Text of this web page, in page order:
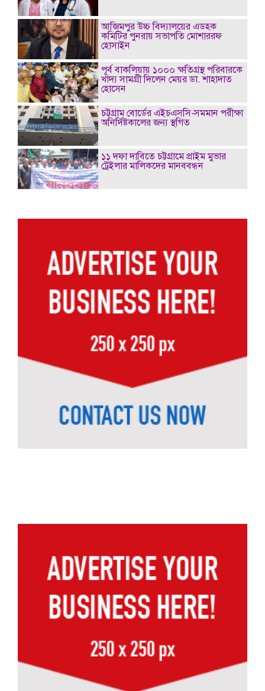
আজিমপুর উচ্চ বিদ্যালয়ের এডহক
কমিটির পুনরায় সভাপতি মোশাররফ
হোসাইন
পূর্ব বাকলিয়ায় ১০০০ ক্ষতিগ্রস্থ পরিবারকে
খাদ্য সামগ্রী দিলেন মেয়র ডা. শাহাদাত
হোসেন
চট্টগ্রাম বোর্ডের এইচএসসি-সমমান পরীক্ষা
অনির্দিষ্টকালের জন্য স্থগিত
১১ দফা দাবিতে চট্টগ্রামে প্রাইম মুভার
ট্রেইলার মালিকদের মানববন্ধন